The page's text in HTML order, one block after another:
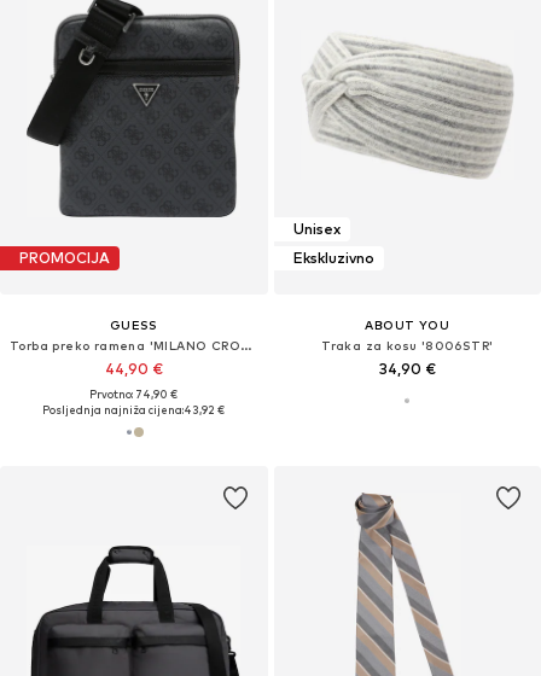
PROMOCIJA
GUESS
Torba preko ramena 'MILANO CROSSBODY FLAT'
44,90 €
Prvotno: 74,90 €
Posljednja najniža cijena:43,92 €
Unisex
Ekskluzivno
ABOUT YOU
Traka za kosu '8006STR'
34,90 €